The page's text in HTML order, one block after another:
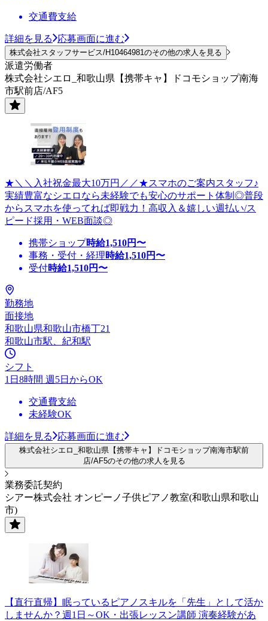
交通費支給
詳細を見る 応募画面に進む
株式会社スタッフサービス/H10464981のその他の求人を見る
派遣労働者
株式会社シエロ_和歌山県【携帯キャ】ドコモショップ南海
市駅前店/AF5
★＼＼入社祝金最大10万円／／★スマホのご案内スタッフ♪
実績豊富なシエロなら未経験でも安心のサポート体制◎普段
からスマホを使ってれば即戦力！高収入＆嬉しい週払い/ス
ピード採用・WEB面談◎
携帯ショップ時給1,510円〜
事務・受付・経理時給1,510円〜
受付時給1,510円〜
勤務地
面接地
和歌山県和歌山市橋丁21
和歌山市駅、紀和駅
シフト
1日8時間 週5日からOK
交通費支給
未経験OK
詳細を見る 応募画面に進む
株式会社シエロ_和歌山県【携帯キャ】ドコモショップ南海市駅前
店/AF5のその他の求人を見る
業務委託契約
シアー株式会社 オンピーノ子供ピアノ教室(和歌山県和歌山
市)
【直行直帰】眠っているピアノスキルを「先生」として活か
しませんか？週1日～OK・出張レッスン講師 演奏経験があ